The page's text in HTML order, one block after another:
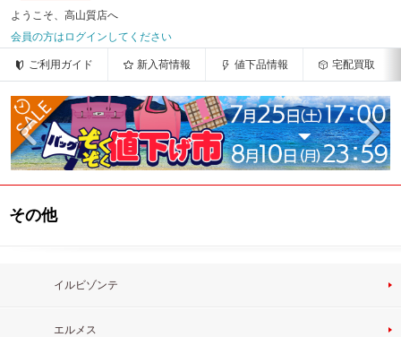
ようこそ、高山質店へ
会員の方はログインしてください
ご利用ガイド 新入荷情報 値下品情報 宅配買取
その他
イルビゾンテ
エルメス